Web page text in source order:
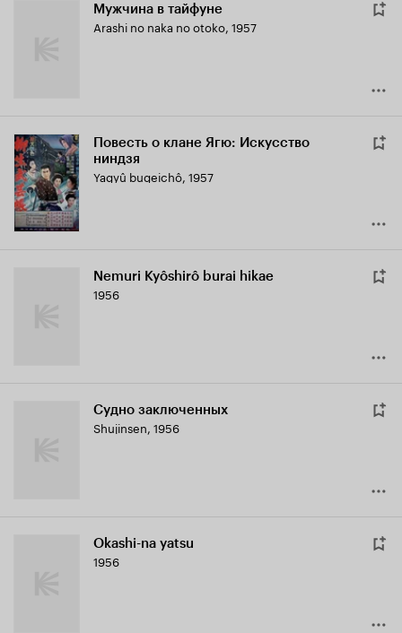
Мужчина в тайфуне
Arashi no naka no otoko, 1957
Повесть о клане Ягю: Искусство
ниндзя
Yagyû bugeichô, 1957
Nemuri Kyôshirô burai hikae
1956
Судно заключенных
Shujinsen, 1956
Okashi-na yatsu
1956